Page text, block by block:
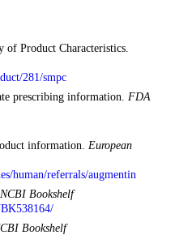
of Product Characteristics.
281/smpc
prescribing information. FDA
information. European
human/referrals/augmentin
Bookshelf
Bookshelf